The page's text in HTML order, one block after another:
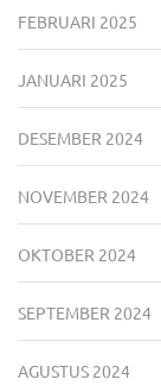
FEBRUARI 2025
JANUARI 2025
DESEMBER 2024
NOVEMBER 2024
OKTOBER 2024
SEPTEMBER 2024
AGUSTUS 2024